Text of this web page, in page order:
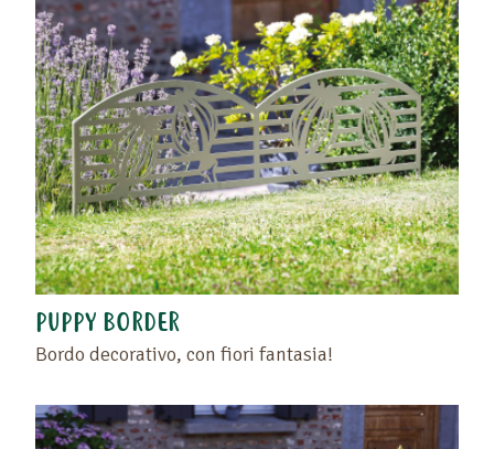
PUPPY BORDER
Bordo decorativo, con fiori fantasia!